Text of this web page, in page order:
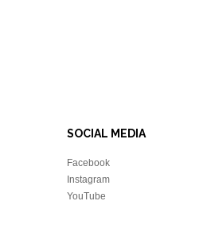
SOCIAL MEDIA
Facebook
Instagram
YouTube